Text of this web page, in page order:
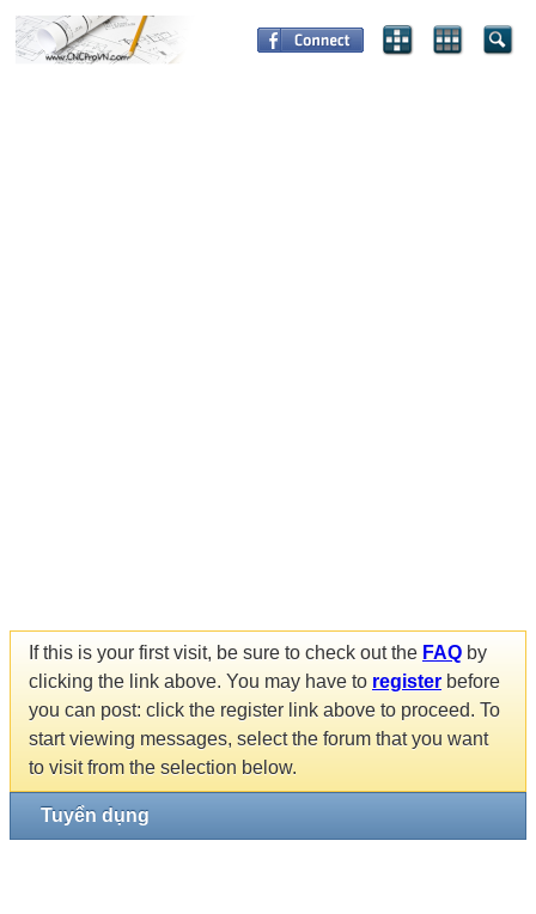
If this is your first visit, be sure to check out the FAQ by
clicking the link above. You may have to register before
you can post: click the register link above to proceed. To
start viewing messages, select the forum that you want
to visit from the selection below.
Tuyển dụng